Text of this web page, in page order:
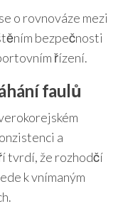
o rovnováze mezi
bezpečnosti
řízení.
faulů
a
tvrdí, že rozhodčí
k vnímaným